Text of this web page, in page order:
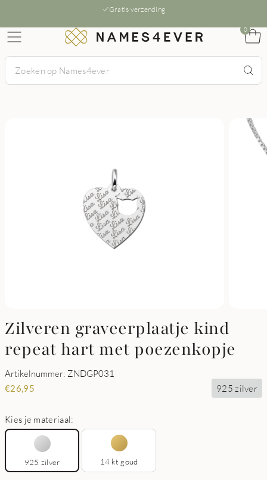
Gratis verzending
0
Zilveren graveerplaatje kind
repeat hart met poezenkopje
Artikelnummer: ZNDGP031
€26,95 925 zilver
Kies je materiaal:
925 zilver 14 kt goud